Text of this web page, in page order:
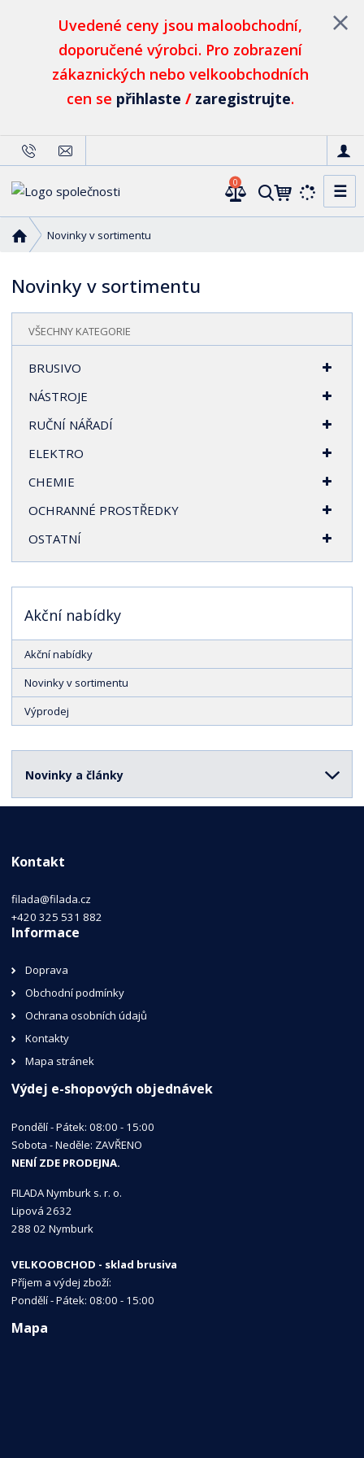
Uvedené ceny jsou maloobchodní,
doporučené výrobci. Pro zobrazení
zákaznických nebo velkoobchodních
cen se přihlaste / zaregistrujte.
V
a
0 ☰
v
d
r
a
a
Novinky v sortimentu
Novinky v sortimentu
VŠECHNY KATEGORIE
BRUSIVO
NÁSTROJE
RUČNÍ NÁŘADÍ
ELEKTRO
CHEMIE
OCHRANNÉ PROSTŘEDKY
OSTATNÍ
Akční nabídky
Akční nabídky
Novinky v sortimentu
Výprodej
Novinky a články
Kontakt
filada@filada.cz
+420 325 531 882
Informace
Doprava
Obchodní podmínky
Ochrana osobních údajů
Kontakty
Mapa stránek
Výdej e-shopových objednávek
Pondělí - Pátek: 08:00 - 15:00
Sobota - Neděle: ZAVŘENO
NENÍ ZDE PRODEJNA.
FILADA Nymburk s. r. o.
Lipová 2632
288 02 Nymburk
VELKOOBCHOD - sklad brusiva
Příjem a výdej zboží:
Pondělí - Pátek: 08:00 - 15:00
Mapa